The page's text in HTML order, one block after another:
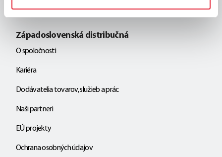
Západoslovenská distribučná
O spoločnosti
Kariéra
Dodávatelia tovarov, služieb a prác
Naši partneri
EÚ projekty
Ochrana osobných údajov